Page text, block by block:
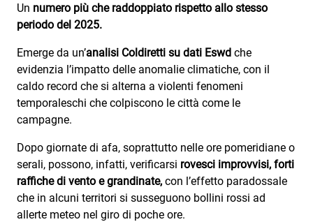
Video
Speciali
Oroscopo
Radio Subasio Music Club
Sanremo 2026
News
Musica
Un numero più che raddoppiato rispetto allo stesso
periodo del 2025.
Emerge da un’analisi Coldiretti su dati Eswd che
evidenzia l’impatto delle anomalie climatiche, con il
caldo record che si alterna a violenti fenomeni
temporaleschi che colpiscono le città come le
campagne.
Dopo giornate di afa, soprattutto nelle ore pomeridiane o
serali, possono, infatti, verificarsi rovesci improvvisi, forti
raffiche di vento e grandinate, con l’effetto paradossale
che in alcuni territori si susseguono bollini rossi ad
allerte meteo nel giro di poche ore.